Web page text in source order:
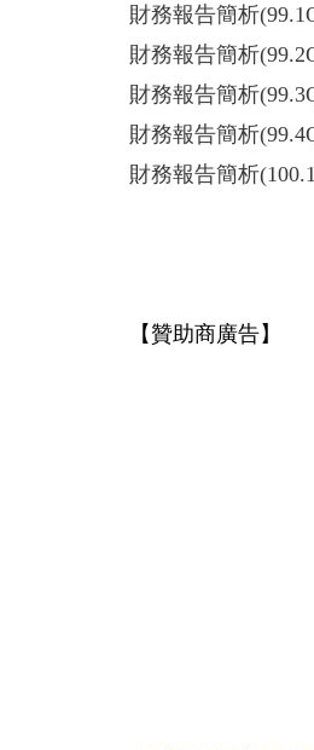
財務報告簡析
財務報告簡析
財務報告簡析
財務報告簡析
財務報告簡析
【贊助商廣告】